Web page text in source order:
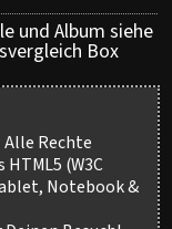
und Album siehe
Box
Alle Rechte
(W3C
Notebook &